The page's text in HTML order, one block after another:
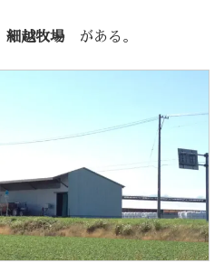
細越牧場がある。